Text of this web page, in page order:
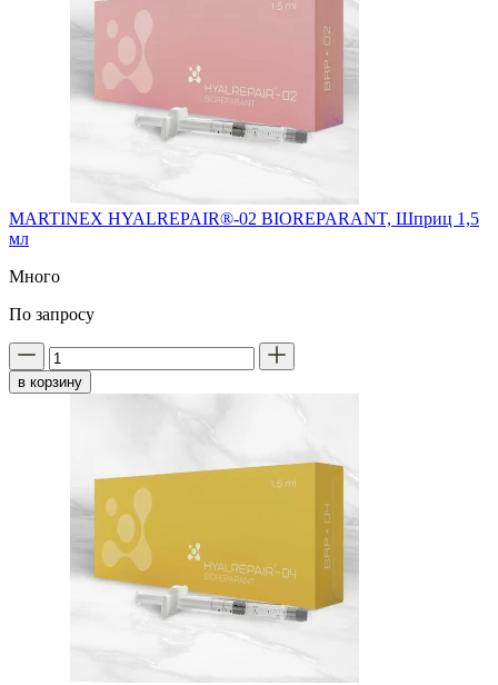
MARTINEX HYALREPAIR®-02 BIOREPARANT, Шприц 1,5
мл
Много
По запросу
в корзину